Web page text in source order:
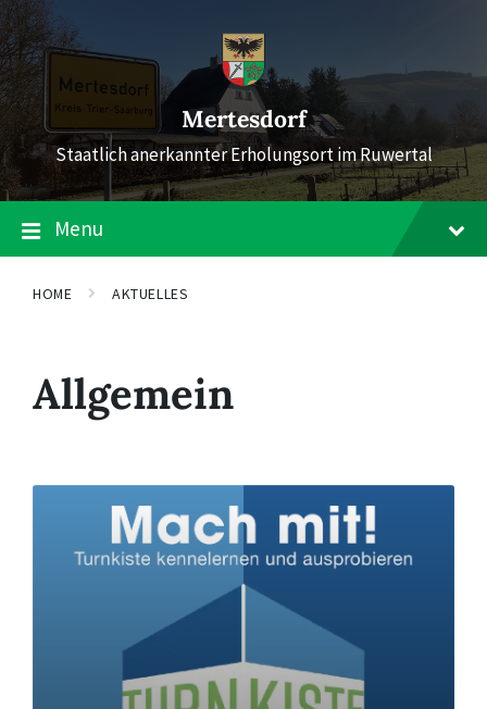
Skip
to
content
Skip
to
main
navigation
Skip
to
footer
Mertesdorf
Staatlich anerkannter Erholungsort im Ruwertal
Menu
HOME AKTUELLES
Allgemein
Read